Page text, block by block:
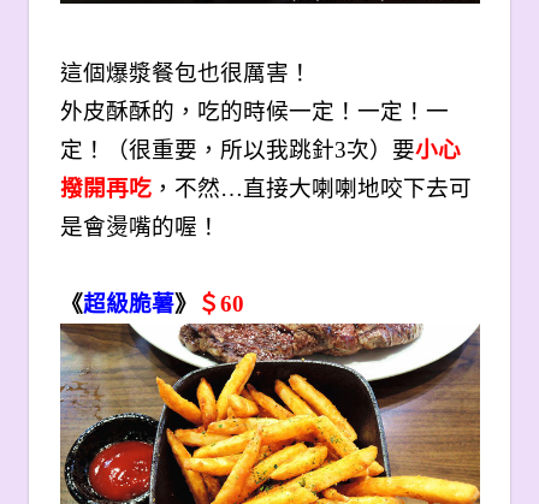
這個爆漿餐包也很厲害！
外皮酥酥的，吃的時候一定！一定！一
定！（很重要，所以我跳針3次）要小心
撥開再吃，不然…直接大喇喇地咬下去可
是會燙嘴的喔！
《超級脆薯》 ＄60